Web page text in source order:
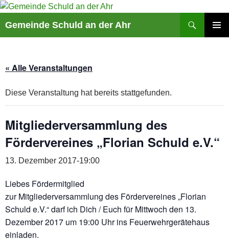
Gemeinde Schuld an der Ahr
« Alle Veranstaltungen
Diese Veranstaltung hat bereits stattgefunden.
Mitgliederversammlung des
Fördervereines „Florian Schuld e.V.“
13. Dezember 2017-19:00
Liebes Fördermitglied
zur Mitgliederversammlung des Fördervereines „Florian
Schuld e.V.“ darf ich Dich / Euch für Mittwoch den 13.
Dezember 2017 um 19:00 Uhr ins Feuerwehrgerätehaus
einladen.